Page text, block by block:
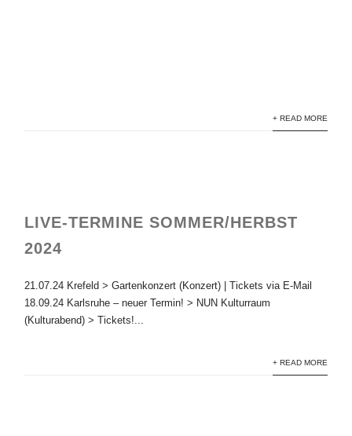
+ READ MORE
LIVE-TERMINE SOMMER/HERBST
2024
21.07.24 Krefeld > Gartenkonzert (Konzert) | Tickets via E-Mail
18.09.24 Karlsruhe – neuer Termin! > NUN Kulturraum
(Kulturabend) > Tickets!...
+ READ MORE